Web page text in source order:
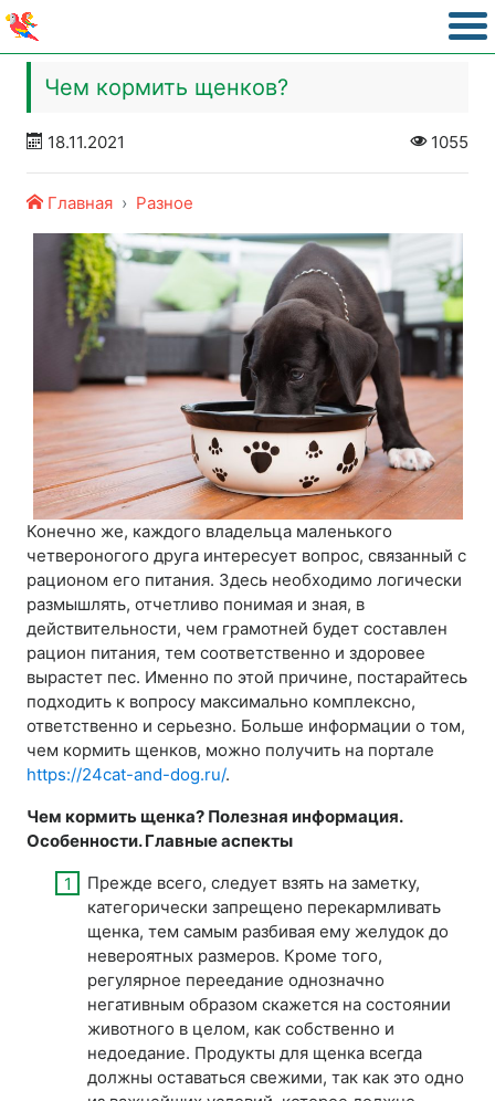
Чем кормить щенков?
18.11.2021 1055
Главная Разное
Конечно же, каждого владельца маленького
четвероногого друга интересует вопрос, связанный с
рационом его питания. Здесь необходимо логически
размышлять, отчетливо понимая и зная, в
действительности, чем грамотней будет составлен
рацион питания, тем соответственно и здоровее
вырастет пес. Именно по этой причине, постарайтесь
подходить к вопросу максимально комплексно,
ответственно и серьезно. Больше информации о том,
чем кормить щенков, можно получить на портале
https://24cat-and-dog.ru/.
Чем кормить щенка? Полезная информация.
Особенности. Главные аспекты
Прежде всего, следует взять на заметку,
категорически запрещено перекармливать
щенка, тем самым разбивая ему желудок до
невероятных размеров. Кроме того,
регулярное переедание однозначно
негативным образом скажется на состоянии
животного в целом, как собственно и
недоедание. Продукты для щенка всегда
должны оставаться свежими, так как это одно